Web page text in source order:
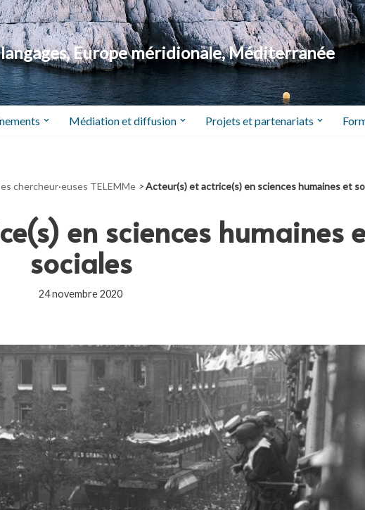
langages, Europe méridionale, Méditerranée
Médiation et diffusion Projets et partenariats
chercheur·euses TELEMMe >Acteur(s) et actrice(s) en sciences humaines et
en sciences humaines
sociales
24 novembre 2020